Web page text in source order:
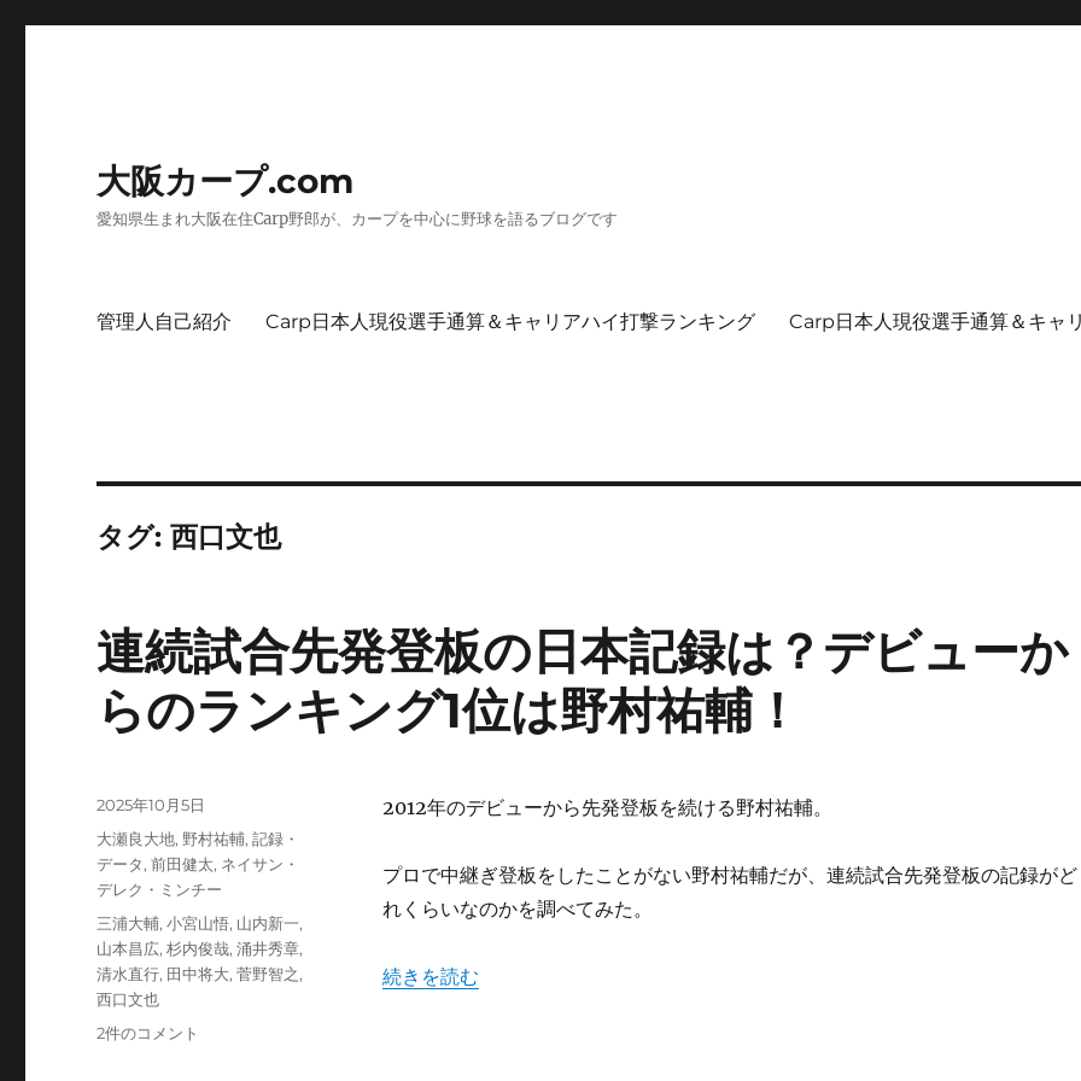
大阪カープ.com
愛知県生まれ大阪在住Carp野郎が、カープを中心に野球を語るブログです
管理人自己紹介 Carp日本人現役選手通算＆キャリアハイ打撃ランキング Carp日本人現役選手通算＆キャ
タグ:西口文也
連続試合先発登板の日本記録は？デビューか
らのランキング1位は野村祐輔！
2012年のデビューから先発登板を続ける野村祐輔。
プロで中継ぎ登板をしたことがない野村祐輔だが、連続試合先発登板の記録がど
れくらいなのかを調べてみた。
“連続試合先発登板の日本記録は？デビューからのランキング1位は野村祐輔！”
続きを読む
投
稿
日:
2025年10月5日
カ
テ
ゴ
リ
ー
大瀬良大地, 野村祐輔,記録・
データ,前田健太, ネイサン・
デレク・ミンチー
タ
グ
三浦大輔,小宮山悟, 山内新一,
山本昌広,杉内俊哉,涌井秀章,
清水直行, 田中将大,菅野智之,
西口文也
連
2件のコメント